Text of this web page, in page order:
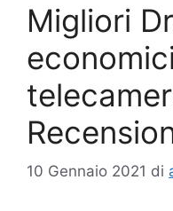
Migliori
10 Gennaio 2021 di